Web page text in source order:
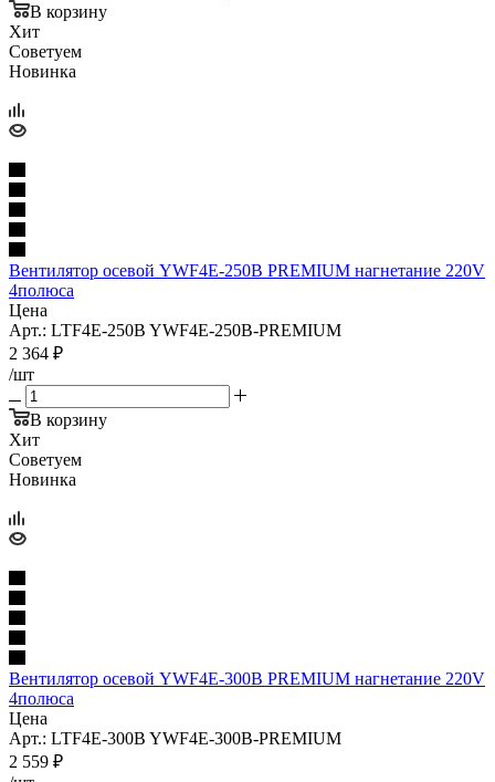
В корзину
Хит
Советуем
Новинка
Вентилятор осевой YWF4E-250B PREMIUM нагнетание 220V
4полюса
Цена
Арт.: LTF4E-250B YWF4E-250B-PREMIUM
2 364 ₽
/шт
В корзину
Хит
Советуем
Новинка
Вентилятор осевой YWF4E-300B PREMIUM нагнетание 220V
4полюса
Цена
Арт.: LTF4E-300B YWF4E-300B-PREMIUM
2 559 ₽